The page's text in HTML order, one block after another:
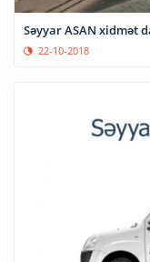
Səyyar ASAN xidmət
22-10-2018